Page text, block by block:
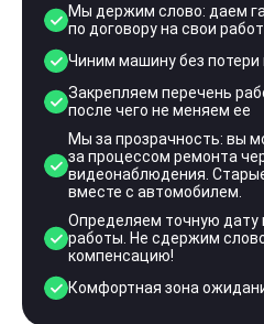
Мы держим слово: даем
по договору на свои
Чиним машину без потери
Закрепляем перечень
после чего не меняем ее
Мы за прозрачность: вы
за процессом ремонта
видеонаблюдения.
вместе с автомобилем.
Определяем точную дату
работы. Не сдержим
компенсацию!
Комфортная зона